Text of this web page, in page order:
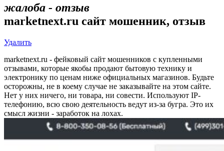
жалоба - отзыв
marketnext.ru сайт мошенник, отзыв
Удалить
marketnext.ru - фейковый сайт мошенников с купленными
отзывами, которые якобы продают бытовую технику и
электронику по ценам ниже официальных магазинов. Будьте
осторожны, не в коему случае не заказывайте на этом сайте.
Нет у них ничего, ни товара, ни совести. Используют IP-
телефонию, всю свою деятельность ведут из-за бугра. Это их
смысл жизни - заработок на лохах.